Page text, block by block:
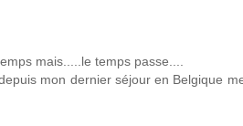
mais.....le temps passe....
mon dernier séjour en Belgique